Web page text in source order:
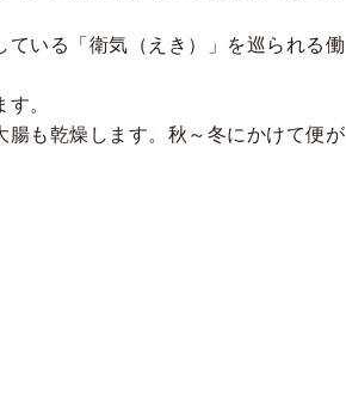
いる「衛気（えき）」を巡られる働
。
も乾燥します。秋～冬にかけて便が